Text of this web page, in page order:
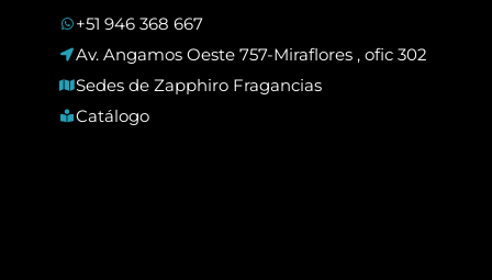
+51 946 368 667
Av. Angamos Oeste 757-Miraflores , ofic 302
Sedes de Zapphiro Fragancias
Catálogo